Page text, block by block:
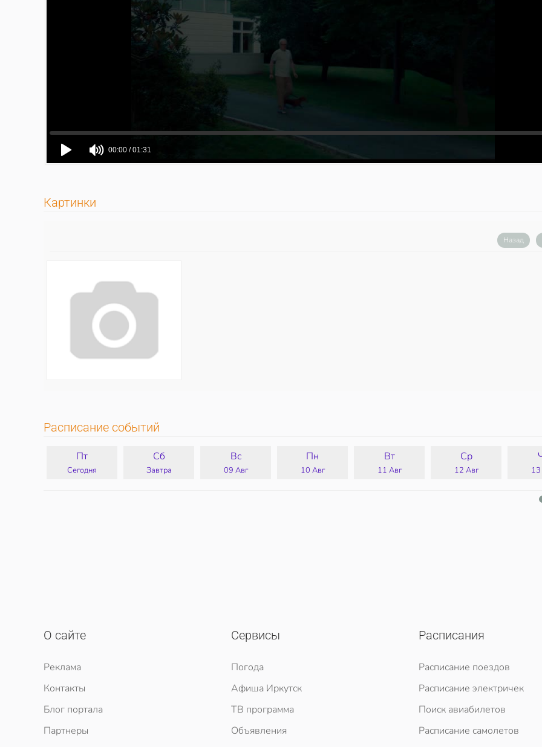
Картинки
Назад
Расписание событий
Пт
Сегодня
Сб
Завтра
Вс
09 Авг
Пн
10 Авг
Вт
11 Авг
Ср
12 Авг 13
О сайте
Реклама
Контакты
Блог портала
Партнеры
Сервисы
Погода
Афиша Иркутск
ТВ программа
Объявления
Расписания
Расписание поездов
Расписание электричек
Поиск авиабилетов
Расписание самолетов